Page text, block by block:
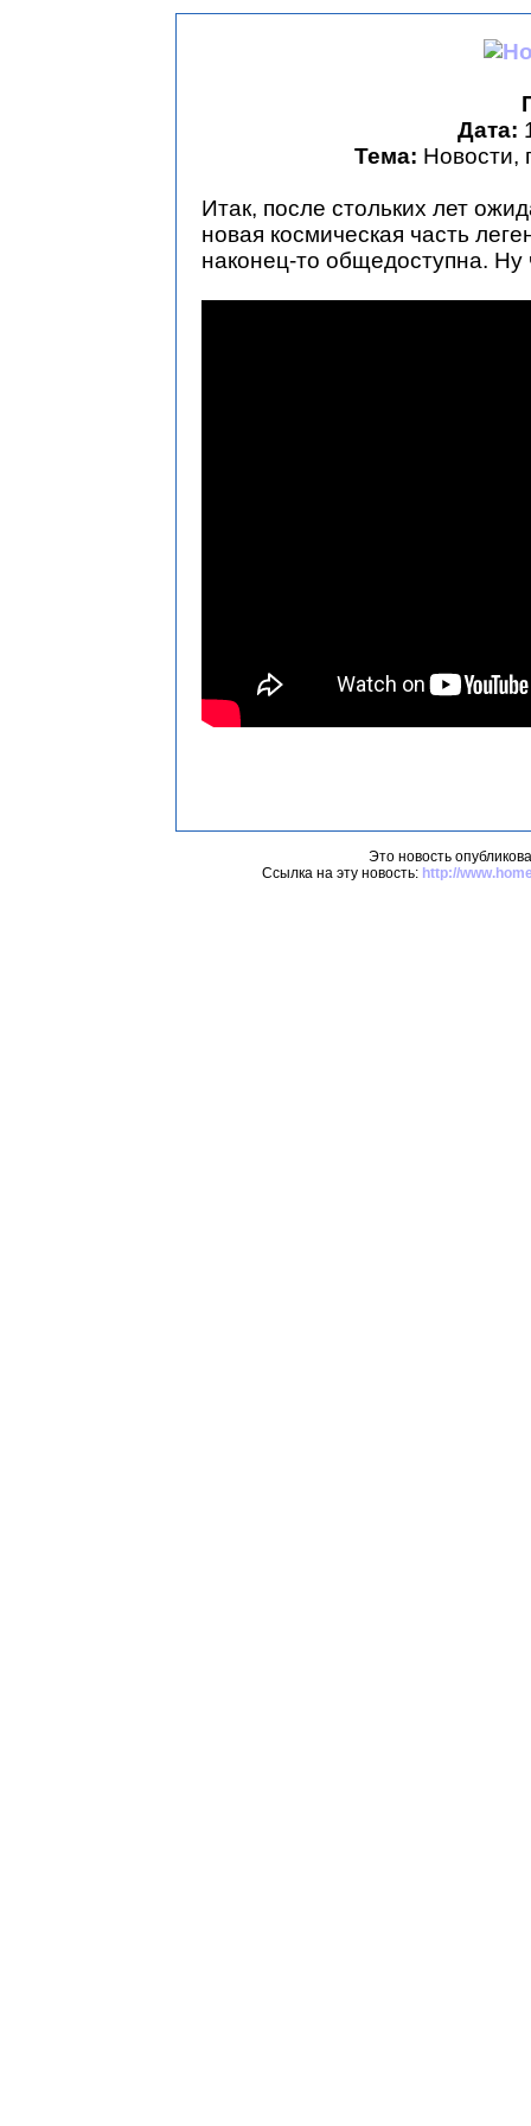
Дата:
Тема: Новости,
Итак, после стольких лет
новая космическая часть
наконец-то общедоступна. Ну
Это новость
Ссылка на эту новость: http://